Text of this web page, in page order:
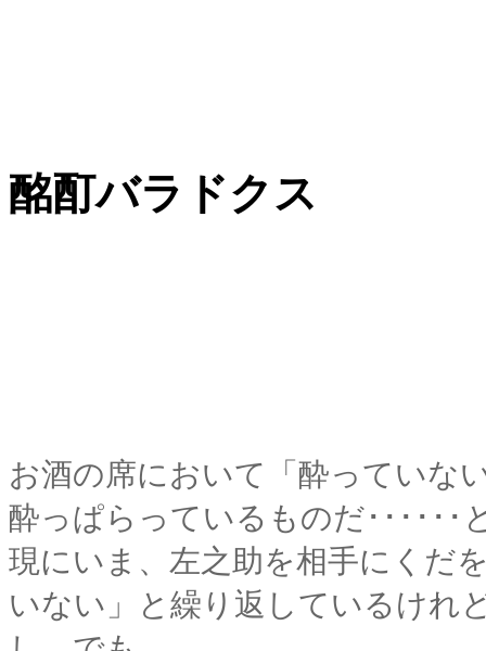
酩酊バラドクス
お酒の席において「酔っていな
酔っぱらっているものだ･･････
現にいま、左之助を相手にくだ
いない」と繰り返しているけれ